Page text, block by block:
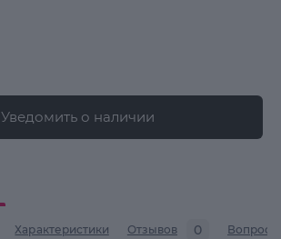
Уведомить о наличии
Характеристики Отзывов 0 Вопросы